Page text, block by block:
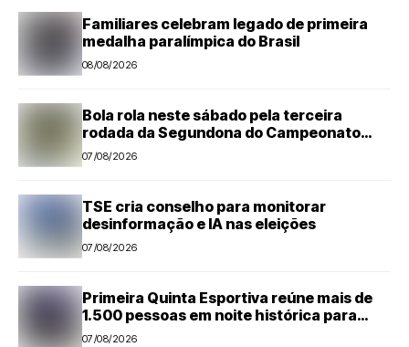
Familiares celebram legado de primeira
medalha paralímpica do Brasil
08/08/2026
Bola rola neste sábado pela terceira
rodada da Segundona do Campeonato
Amador de Futebol
07/08/2026
TSE cria conselho para monitorar
desinformação e IA nas eleições
07/08/2026
Primeira Quinta Esportiva reúne mais de
1.500 pessoas em noite histórica para
Capivari
07/08/2026